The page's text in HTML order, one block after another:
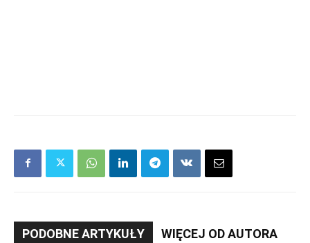
PODOBNE ARTYKUŁY WIĘCEJ OD AUTORA